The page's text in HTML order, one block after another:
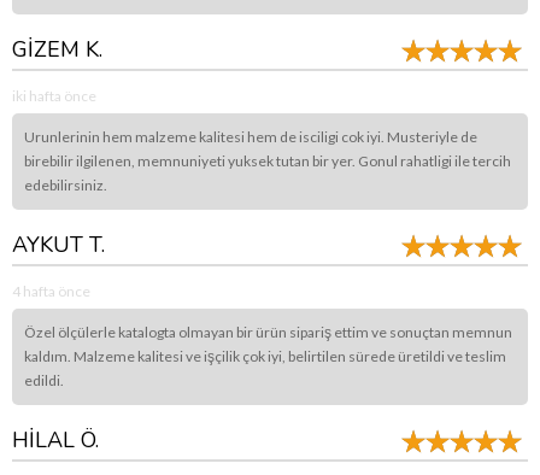
GİZEM K.
iki hafta önce
Urunlerinin hem malzeme kalitesi hem de isciligi cok iyi. Musteriyle de
birebilir ilgilenen, memnuniyeti yuksek tutan bir yer. Gonul rahatligi ile tercih
edebilirsiniz.
AYKUT T.
4 hafta önce
Özel ölçülerle katalogta olmayan bir ürün sipariş ettim ve sonuçtan memnun
kaldım. Malzeme kalitesi ve işçilik çok iyi, belirtilen sürede üretildi ve teslim
edildi.
HİLAL Ö.